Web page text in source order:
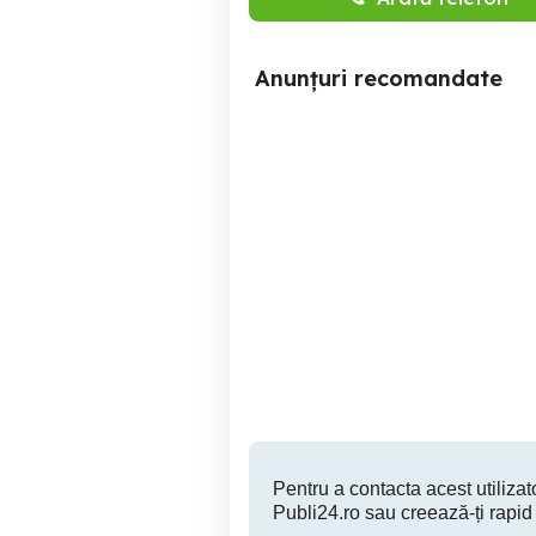
Anunțuri recomandate
Pentru a contacta acest
Publi24.ro sau creează-ți